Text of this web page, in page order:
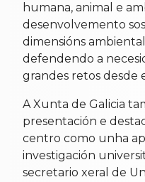
humana, animal e
desenvolvemento
dimensións
defendendo a
grandes retos desde
A Xunta de Galicia
presentación e
centro como unha
investigación
secretario xeral de